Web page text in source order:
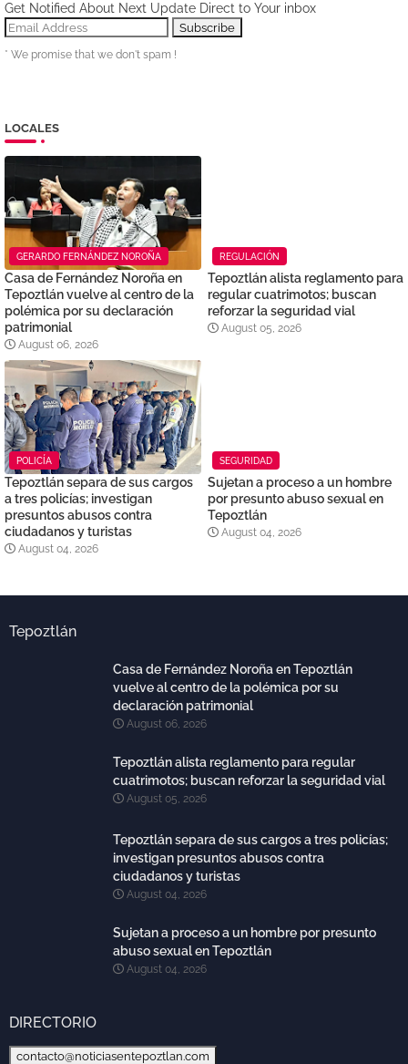
Get Notified About Next Update Direct to Your inbox
* We promise that we don't spam !
LOCALES
GERARDO FERNÁNDEZ NOROÑA
Casa de Fernández Noroña en
Tepoztlán vuelve al centro de la
polémica por su declaración
patrimonial
August 06, 2026
REGULACIÓN
Tepoztlán alista reglamento para
regular cuatrimotos; buscan
reforzar la seguridad vial
August 05, 2026
POLICÍA
Tepoztlán separa de sus cargos
a tres policías; investigan
presuntos abusos contra
ciudadanos y turistas
August 04, 2026
SEGURIDAD
Sujetan a proceso a un hombre
por presunto abuso sexual en
Tepoztlán
August 04, 2026
Tepoztlán
Casa de Fernández Noroña en Tepoztlán
vuelve al centro de la polémica por su
declaración patrimonial
August 06, 2026
Tepoztlán alista reglamento para regular
cuatrimotos; buscan reforzar la seguridad vial
August 05, 2026
Tepoztlán separa de sus cargos a tres policías;
investigan presuntos abusos contra
ciudadanos y turistas
August 04, 2026
Sujetan a proceso a un hombre por presunto
abuso sexual en Tepoztlán
August 04, 2026
DIRECTORIO
contacto@noticiasentepoztlan.com